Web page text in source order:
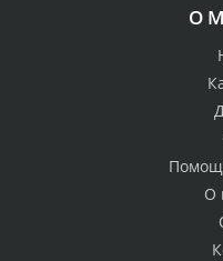
О
О